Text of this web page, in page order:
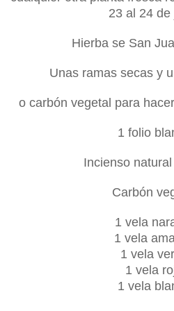
23 al 24 de
Hierba se San
Unas ramas secas y
o carbón vegetal para
1 folio
Incienso
Carbón
1 vela
1 vela
1 vela
1 vela
1 vela